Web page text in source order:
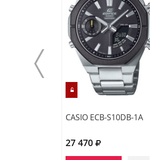
CASIO ECB-S10DB-1A
27 470